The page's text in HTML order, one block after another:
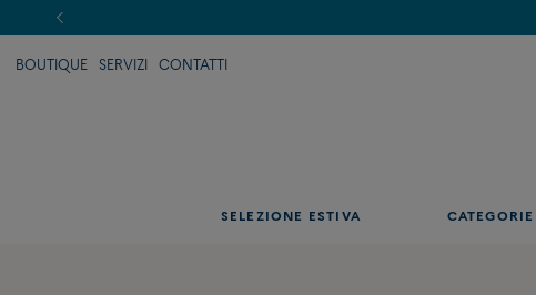
BOUTIQUE SERVIZI CONTATTI
SELEZIONE ESTIVA CATEGORIE